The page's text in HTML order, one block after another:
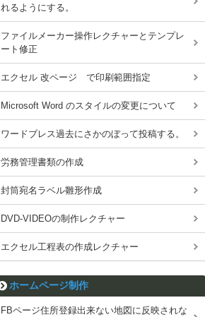
れるようにする。
ファイルメーカー操作レクチャーとテンプレ
ート修正
エクセル 改ページ で印刷範囲指定
Microsoft Word のスタイルの変更について
ワードブレス過去にさかのぼって投稿する。
労務管理書類の作成
封筒宛名ラベル雛形作成
DVD-VIDEOの制作レクチャー
エクセル工程表の作成レクチャー
ホームページ制作
FBページ住所登録出来ない地図に反映されな